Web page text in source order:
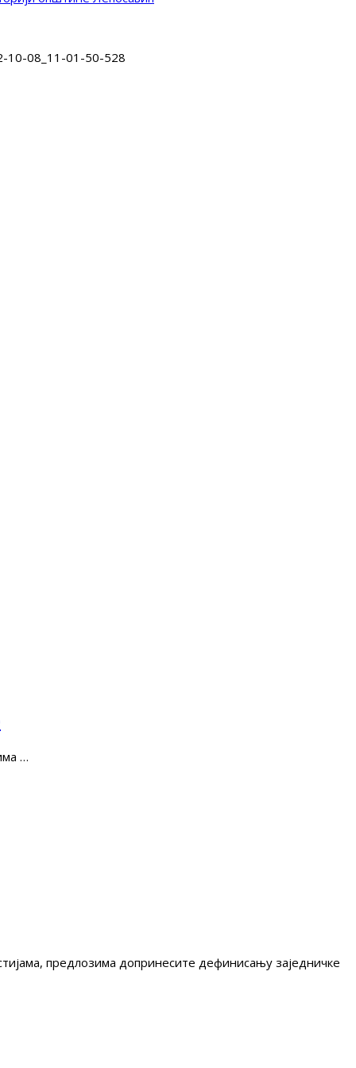
10-08_11-01-50-528
…
предлозима допринесите дефинисању заједничке